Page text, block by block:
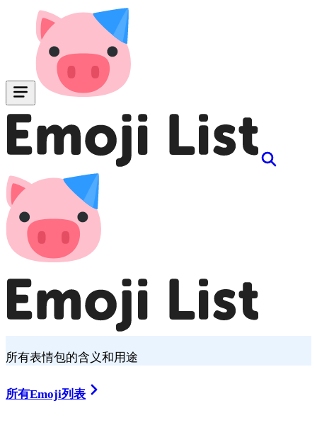
所有表情包的含义和用途
所有Emoji列表